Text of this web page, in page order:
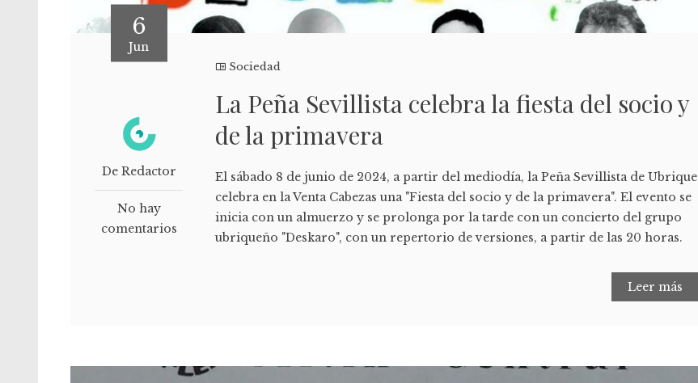
6
Jun
De Redactor
No hay
comentarios
Sociedad
La Peña Sevillista celebra la fiesta del socio y
de la primavera
El sábado 8 de junio de 2024, a partir del mediodía, la Peña Sevillista de Ubrique
celebra en la Venta Cabezas una "Fiesta del socio y de la primavera". El evento se
inicia con un almuerzo y se prolonga por la tarde con un concierto del grupo
ubriqueño "Deskaro", con un repertorio de versiones, a partir de las 20 horas.
Leer más